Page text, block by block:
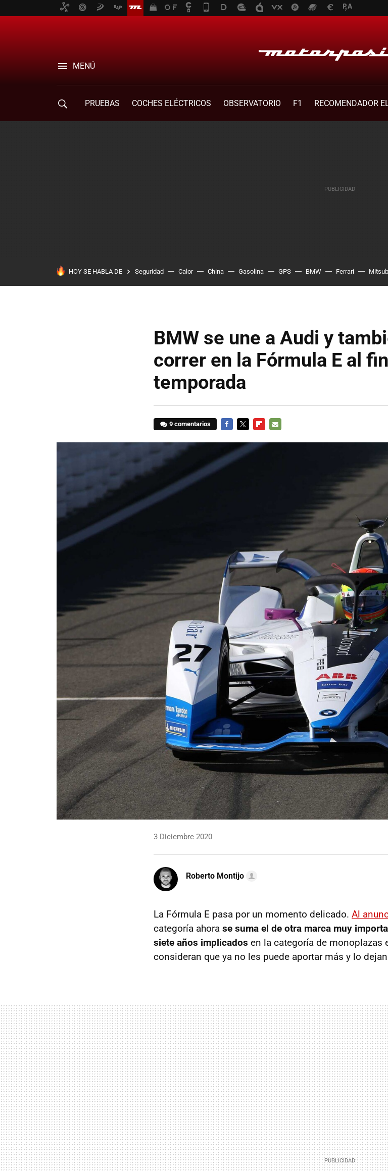
MENÚ
PRUEBAS COCHES ELÉCTRICOS OBSERVATORIO F1
RECOMENDADOR
HOY SE HABLA DE Seguridad Calor China Gasolina GPS BMW Ferrari
BMW se une a Audi y
correr en la Fórmula E al
temporada
9 comentarios
3 Diciembre 2020
Roberto Montijo
La Fórmula E pasa por un momento delicado. Al
categoría ahora se suma el de otra marca muy
siete años implicados en la categoría de monoplazas
consideran que ya no les puede aportar más y lo